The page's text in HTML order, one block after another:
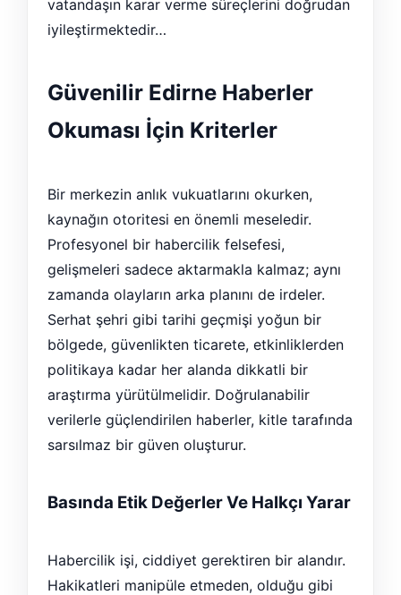
vatandaşın karar verme süreçlerini doğrudan
iyileştirmektedir…
Güvenilir Edirne Haberler
Okuması İçin Kriterler
Bir merkezin anlık vukuatlarını okurken,
kaynağın otoritesi en önemli meseledir.
Profesyonel bir habercilik felsefesi,
gelişmeleri sadece aktarmakla kalmaz; aynı
zamanda olayların arka planını de irdeler.
Serhat şehri gibi tarihi geçmişi yoğun bir
bölgede, güvenlikten ticarete, etkinliklerden
politikaya kadar her alanda dikkatli bir
araştırma yürütülmelidir. Doğrulanabilir
verilerle güçlendirilen haberler, kitle tarafında
sarsılmaz bir güven oluşturur.
Basında Etik Değerler Ve Halkçı Yarar
Habercilik işi, ciddiyet gerektiren bir alandır.
Hakikatleri manipüle etmeden, olduğu gibi